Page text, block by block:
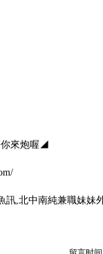
來炮喔◢
訊,北中南純兼職妹妹